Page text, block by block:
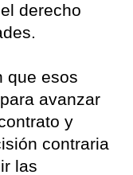
derecho
que esos
avanzar
y
contraria
las